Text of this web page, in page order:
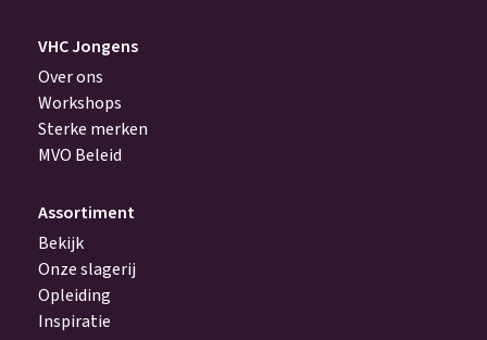
VHC Jongens
Over ons
Workshops
Sterke merken
MVO Beleid
Assortiment
Bekijk
Onze slagerij
Opleiding
Inspiratie